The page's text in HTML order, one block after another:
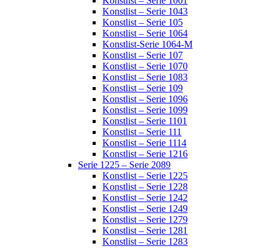
Konstlist – Serie 1043
Konstlist – Serie 105
Konstlist – Serie 1064
Konstlist-Serie 1064-M
Konstlist – Serie 107
Konstlist – Serie 1070
Konstlist – Serie 1083
Konstlist – Serie 109
Konstlist – Serie 1096
Konstlist – Serie 1099
Konstlist – Serie 1101
Konstlist – Serie 111
Konstlist – Serie 1114
Konstlist – Serie 1216
Serie 1225 – Serie 2089
Konstlist – Serie 1225
Konstlist – Serie 1228
Konstlist – Serie 1242
Konstlist – Serie 1249
Konstlist – Serie 1279
Konstlist – Serie 1281
Konstlist – Serie 1283